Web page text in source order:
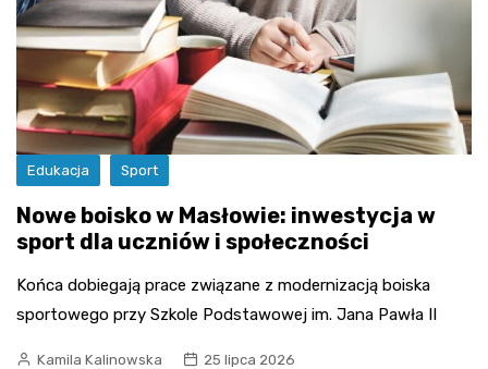
Edukacja Sport
Nowe boisko w Masłowie: inwestycja w
sport dla uczniów i społeczności
Końca dobiegają prace związane z modernizacją boiska
sportowego przy Szkole Podstawowej im. Jana Pawła II
Kamila Kalinowska 25 lipca 2026